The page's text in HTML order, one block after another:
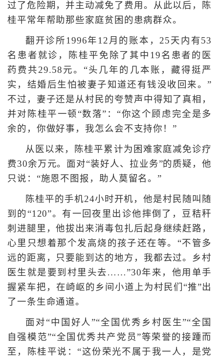
过了危险期，并主动减免了费用。从此以后，陈
桂平常年帮助那些家庭贫困的患病群众。
翻开诊所1996年12月的账本，25天内有53
名患者就诊，陈桂平免除了其中19名患者的医
药费共29.58元。“头几年的几本账，藏得挺严
实，结婚后生怕被妻子知道还有钱没收回来。”
不过，妻子还是从村民的夸赞声中得知了真相，
并对陈桂平一顿“数落”：“你这个顾虑完全是多
余的，你做好事，我怎么会不支持你！”
从医以来，陈桂平累计为困难家庭减免诊疗
费30余万元。面对“装好人、拉业务”的质疑，他
只说：“施恩不图报，助人莫留名。”
陈桂平的手机24小时开机，他是村民随叫随
到的“120”。有一回夜里出诊他摔倒了，豆秸秆
刺进腿里，他拔出来消毒包扎后起身继续赶路，
心里只想着那个发高烧的孩子还在等。“不管多
远的距离，只要能到达的地方，我都去过。乡村
医生就是要到村里头去……”30年来，他用单手
握紧车把，在崎岖的乡间小道上为村民们“推”出
了一条生命通道。
面对“中国好人”“全国优秀乡村医生”“全国
自强模范”“全国优秀共产党员”等荣誉的接踵而
至，陈桂平说：“这份荣光不属于我一人，是党